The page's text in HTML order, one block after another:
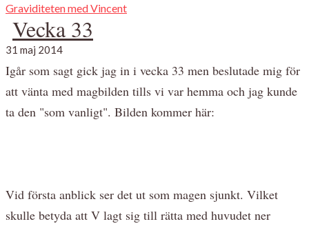
Graviditeten med Vincent
Vecka 33
31 maj 2014
Igår som sagt gick jag in i vecka 33 men beslutade mig för
att vänta med magbilden tills vi var hemma och jag kunde
ta den "som vanligt". Bilden kommer här:
Vid första anblick ser det ut som magen sjunkt. Vilket
skulle betyda att V lagt sig till rätta med huvudet ner